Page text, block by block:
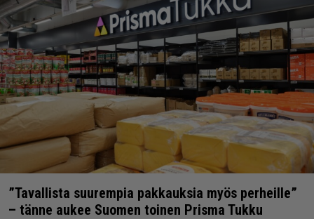
”Tavallista suurempia pakkauksia myös perheille”
– tänne aukee Suomen toinen Prisma Tukku